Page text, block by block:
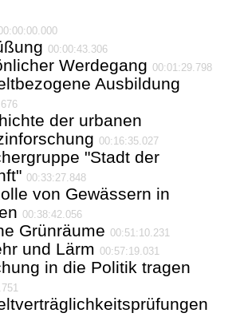
00:00:43.306
Werdegang 00:01:29.798
Ausbildung
der urbanen
00:16:35.027
"Stadt der
00:33:27.848
von Gewässern in
00:38:42.056
Grünräume 00:51:10.231
und Lärm 00:57:19.031
in die Politik tragen